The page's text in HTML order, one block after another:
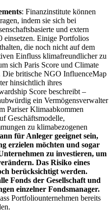
: Finanzinstitute können
indem sie sich bei
und extern
einsetzen. Einige Portfolios
die noch nicht auf dem
Einfluss klimafreundlicher zu
sich Paris Score und Climate
Die britische NGO InfluenceMap
hinsichtlich ihres
Score beschreibt –
ein Vermögensverwalter
Pariser Klimaabkommen
Geschäftsmodelle,
zu klimabezogenen
für Anleger geeignet sein,
erzielen möchten und sogar
zu investieren, um
Das Risiko eines
berücksichtigt werden.
Fonds der Gesellschaft und
einzelner Fondsmanager.
Portfoliounternehmen bereits